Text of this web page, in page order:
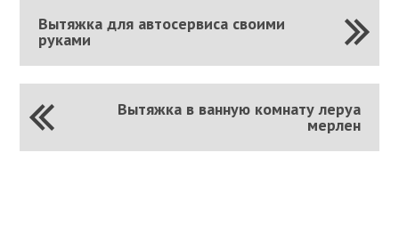
Вытяжка для автосервиса своими
руками
Вытяжка в ванную комнату леруа
мерлен